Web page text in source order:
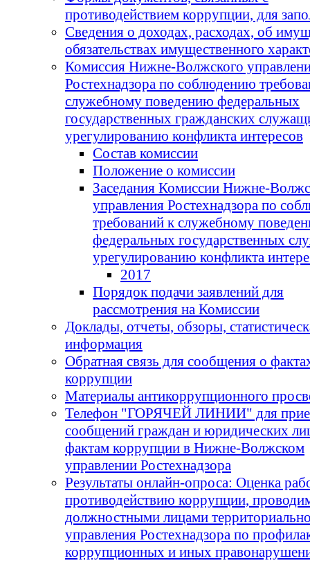
противодействием коррупции, для
Сведения о доходах, расходах, об
обязательствах имущественного
Комиссия Нижне-Волжского
Ростехнадзора по соблюдению
служебному поведению федеральных
государственных гражданских
урегулированию конфликта интересов
Состав комиссии
Положение о комиссии
Заседания Комиссии Нижне-
управления Ростехнадзора по
требований к служебному
федеральных государственных
урегулированию конфликта
2017
Порядок подачи заявлений для
рассмотрения на Комиссии
Доклады, отчеты, обзоры,
информация
Обратная связь для сообщения о
коррупции
Материалы антикоррупционного
Телефон "ГОРЯЧЕЙ ЛИНИИ" для
сообщений граждан и юридических
фактам коррупции в Нижне-Волжском
управлении Ростехнадзора
Результаты онлайн-опроса: Оценка
противодействию коррупции,
должностными лицами
управления Ростехнадзора по
коррупционных и иных